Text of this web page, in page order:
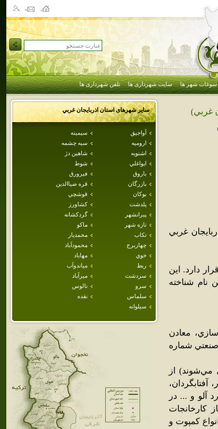
سوغات شهر ها سایت شهرداری ها تلفن شهرداری ها
سایر شهرهای استاناذربايجان غربي
آواجيق
سيمينه
اروميه
سيه چشمه
اشنويه
شاهين دژ
ايواغلي
شوط
باروق
فيرورق
بازرگان
قره ضياالدين
بوكان
قوشچي
پلدشت
كشاورز
پيرانشهر
گردکشانه
تازه شهر
ماكو
تكاب
محمديار
چهاربرج
محمودآباد
خوي
مهاباد
ربط
مياندوآب
سردشت
ميرآباد
سرو
نالوس
سلماس
نقده
سيلوانه
غربي)
غربي
قرار دارد. اين
همين نام شناخته
معادن
شهرک صنعتي شماره
مي‌شوند) از
آلو و ... در
کارخانجات
کمپوت و